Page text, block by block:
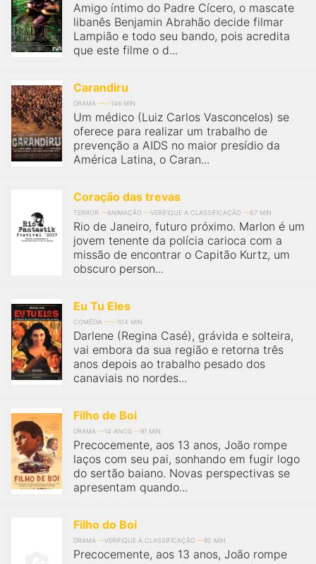
Amigo íntimo do Padre Cícero, o mascate
libanês Benjamin Abrahão decide filmar
Lampião e todo seu bando, pois acredita
que este filme o d...
Carandiru
DRAMA 146 MIN
Um médico (Luiz Carlos Vasconcelos) se
oferece para realizar um trabalho de
prevenção a AIDS no maior presídio da
América Latina, o Caran...
Coração das trevas
TERROR ANIMAÇÃO VERIFIQUE A CLASSIFICAÇÃO 87 MIN
Rio de Janeiro, futuro próximo. Marlon é um
jovem tenente da polícia carioca com a
missão de encontrar o Capitão Kurtz, um
obscuro person...
Eu Tu Eles
COMÉDIA 104 MIN
Darlene (Regina Casé), grávida e solteira,
vai embora da sua região e retorna três
anos depois ao trabalho pesado dos
canaviais no nordes...
Filho de Boi
DRAMA 14 ANOS 91 MIN
Precocemente, aos 13 anos, João rompe
laços com seu pai, sonhando em fugir logo
do sertão baiano. Novas perspectivas se
apresentam quando...
Filho do Boi
DRAMA VERIFIQUE A CLASSIFICAÇÃO 92 MIN
Precocemente, aos 13 anos, João rompe